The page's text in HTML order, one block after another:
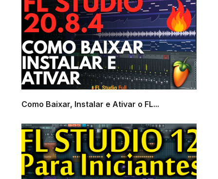
Como Baixar, Instalar e Ativar o FL...